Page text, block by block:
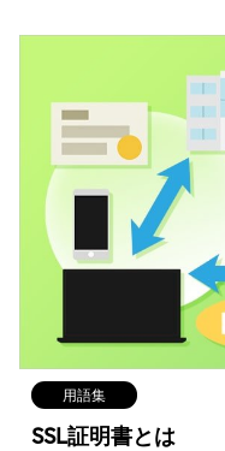
用語集
SSL証明書とは